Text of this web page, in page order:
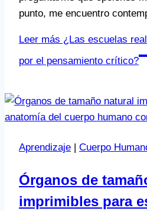
punto, me encuentro
Leer más ¿Las escuelas
por el pensamiento crítico?
Aprendizaje | Cuerpo
Órganos de
imprimibles para